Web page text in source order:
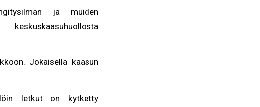
ja muiden
Jokaisella kaasun
letkut on kytketty